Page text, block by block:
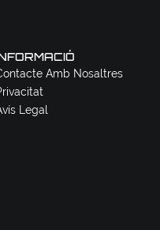
INFORMACIÓ
Amb Nosaltres
Legal